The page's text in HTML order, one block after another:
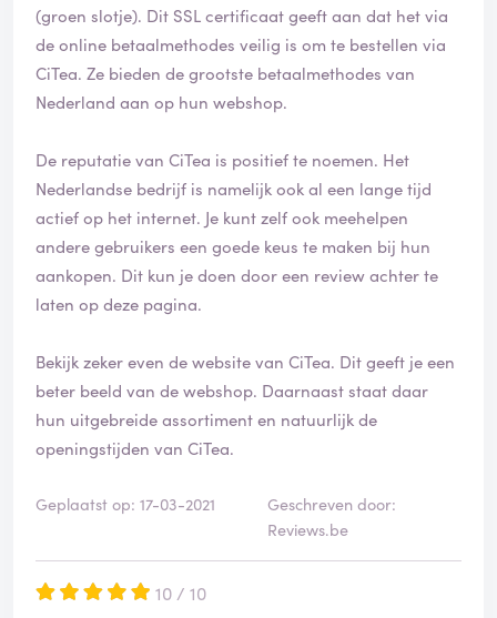
(groen slotje). Dit SSL certificaat geeft aan dat het via
de online betaalmethodes veilig is om te bestellen via
CiTea. Ze bieden de grootste betaalmethodes van
Nederland aan op hun webshop.
De reputatie van CiTea is positief te noemen. Het
Nederlandse bedrijf is namelijk ook al een lange tijd
actief op het internet. Je kunt zelf ook meehelpen
andere gebruikers een goede keus te maken bij hun
aankopen. Dit kun je doen door een review achter te
laten op deze pagina.
Bekijk zeker even de website van CiTea. Dit geeft je een
beter beeld van de webshop. Daarnaast staat daar
hun uitgebreide assortiment en natuurlijk de
openingstijden van CiTea.
Geplaatst op: 17-03-2021
Geschreven door:
Reviews.be
10 / 10